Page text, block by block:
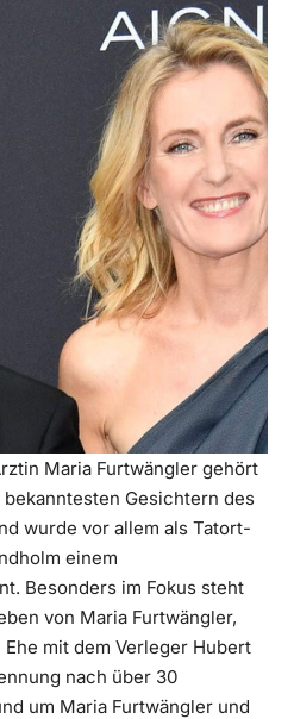
Maria Furtwängler gehört
Gesichtern des
wurde vor allem als Tatort-
einem
Besonders im Fokus steht
von Maria Furtwängler,
mit dem Verleger Hubert
nach über 30
um Maria Furtwängler und